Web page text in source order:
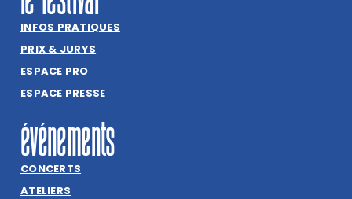
INFOS PRATIQUES
PRIX & JURYS
ESPACE PRO
ESPACE PRESSE
événements
CONCERTS
ATELIERS